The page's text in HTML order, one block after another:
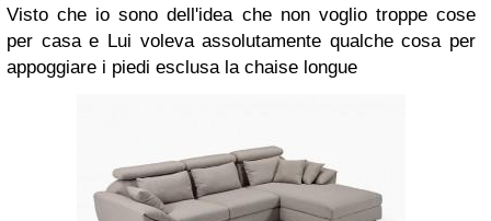
Visto che io sono dell'idea che non voglio troppe cose
per casa e Lui voleva assolutamente qualche cosa per
appoggiare i piedi esclusa la chaise longue